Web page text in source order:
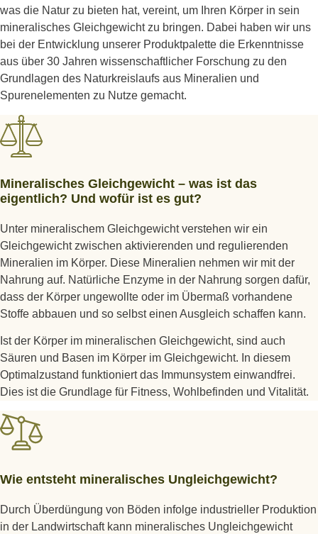
was die Natur zu bieten hat, vereint, um Ihren Körper in sein
mineralisches Gleichgewicht zu bringen. Dabei haben wir uns
bei der Entwicklung unserer Produktpalette die Erkenntnisse
aus über 30 Jahren wissenschaftlicher Forschung zu den
Grundlagen des Naturkreislaufs aus Mineralien und
Spurenelementen zu Nutze gemacht.
Mineralisches Gleichgewicht – was ist das
eigentlich? Und wofür ist es gut?
Unter mineralischem Gleichgewicht verstehen wir ein
Gleichgewicht zwischen aktivierenden und regulierenden
Mineralien im Körper. Diese Mineralien nehmen wir mit der
Nahrung auf. Natürliche Enzyme in der Nahrung sorgen dafür,
dass der Körper ungewollte oder im Übermaß vorhandene
Stoffe abbauen und so selbst einen Ausgleich schaffen kann.
Ist der Körper im mineralischen Gleichgewicht, sind auch
Säuren und Basen im Körper im Gleichgewicht. In diesem
Optimalzustand funktioniert das Immunsystem einwandfrei.
Dies ist die Grundlage für Fitness, Wohlbefinden und Vitalität.
Wie entsteht mineralisches Ungleichgewicht?
Durch Überdüngung von Böden infolge industrieller Produktion
in der Landwirtschaft kann mineralisches Ungleichgewicht